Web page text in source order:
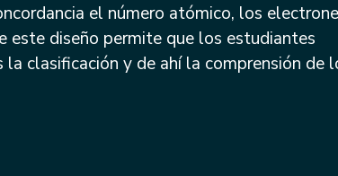
el número atómico, los
este diseño permite que los estudiantes
clasificación y de ahí la comprensión de